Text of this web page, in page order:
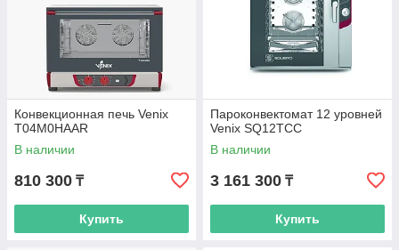
Конвекционная печь Venix
T04M0HAAR
В наличии
810 300 ₸
Купить
Пароконвектомат 12 уровней
Venix SQ12TCC
В наличии
3 161 300 ₸
Купить